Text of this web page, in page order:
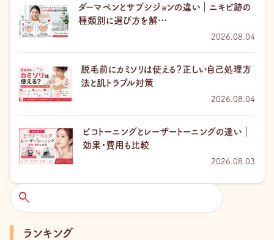
ダーマペンとサブシジョンの違い｜ニキビ跡の
種類別に選び方を解…
2026.08.04
脱毛前にカミソリは使える？正しい自己処理方
法と肌トラブル対策
2026.08.04
ピコトーニングとレーザートーニングの違い｜
効果・費用も比較
2026.08.03
検
索
ランキング